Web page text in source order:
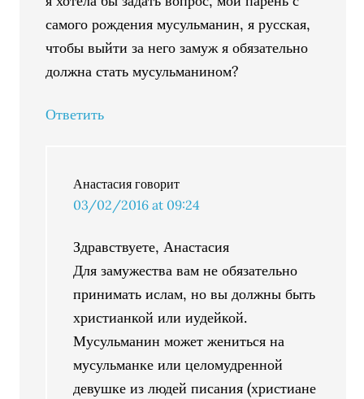
самого рождения мусульманин, я русская,
чтобы выйти за него замуж я обязательно
должна стать мусульманином?
Ответить
Анастасия говорит
03/02/2016 at 09:24
Здравствуете, Анастасия
Для замужества вам не обязательно
принимать ислам, но вы должны быть
христианкой или иудейкой.
Мусульманин может жениться на
мусульманке или целомудренной
девушке из людей писания (христиане